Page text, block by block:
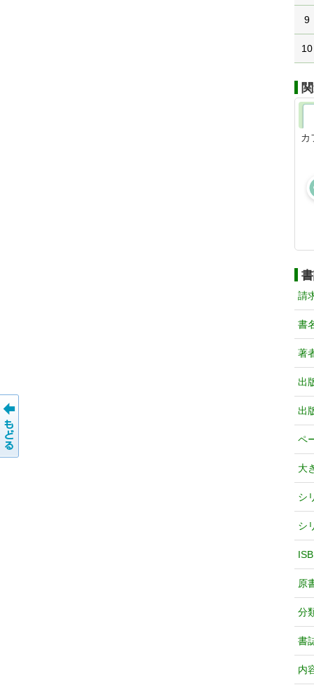
9
10
カ
請
書
著
出
出
ペ
大
シ
シ
原
分
書
内